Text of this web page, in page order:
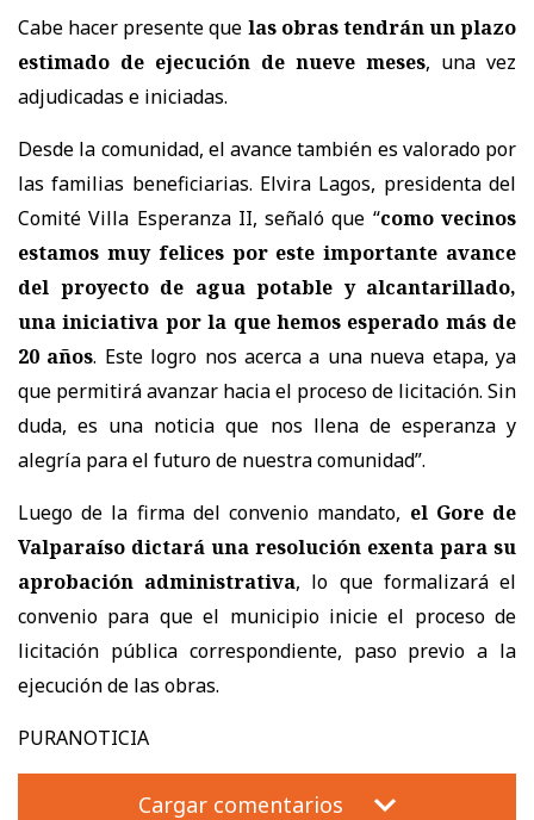
Cabe hacer presente que las obras tendrán un plazo
estimado de ejecución de nueve meses, una vez
adjudicadas e iniciadas.
Desde la comunidad, el avance también es valorado por
las familias beneficiarias. Elvira Lagos, presidenta del
Comité Villa Esperanza II, señaló que “como vecinos
estamos muy felices por este importante avance
del proyecto de agua potable y alcantarillado,
una iniciativa por la que hemos esperado más de
20 años. Este logro nos acerca a una nueva etapa, ya
que permitirá avanzar hacia el proceso de licitación. Sin
duda, es una noticia que nos llena de esperanza y
alegría para el futuro de nuestra comunidad”.
Luego de la firma del convenio mandato, el Gore de
Valparaíso dictará una resolución exenta para su
aprobación administrativa, lo que formalizará el
convenio para que el municipio inicie el proceso de
licitación pública correspondiente, paso previo a la
ejecución de las obras.
PURANOTICIA
Cargar comentarios